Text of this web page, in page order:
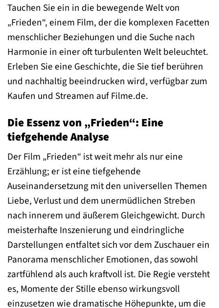
Tauchen Sie ein in die bewegende Welt von
„Frieden“, einem Film, der die komplexen Facetten
menschlicher Beziehungen und die Suche nach
Harmonie in einer oft turbulenten Welt beleuchtet.
Erleben Sie eine Geschichte, die Sie tief berühren
und nachhaltig beeindrucken wird, verfügbar zum
Kaufen und Streamen auf Filme.de.
Die Essenz von „Frieden“: Eine
tiefgehende Analyse
Der Film „Frieden“ ist weit mehr als nur eine
Erzählung; er ist eine tiefgehende
Auseinandersetzung mit den universellen Themen
Liebe, Verlust und dem unermüdlichen Streben
nach innerem und äußerem Gleichgewicht. Durch
meisterhafte Inszenierung und eindringliche
Darstellungen entfaltet sich vor dem Zuschauer ein
Panorama menschlicher Emotionen, das sowohl
zartfühlend als auch kraftvoll ist. Die Regie versteht
es, Momente der Stille ebenso wirkungsvoll
einzusetzen wie dramatische Höhepunkte, um die